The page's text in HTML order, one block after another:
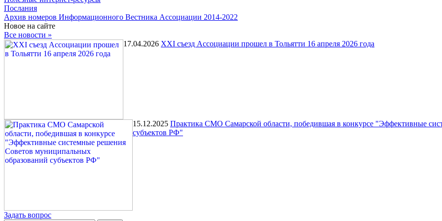
Послания
Архив номеров Информационного Вестника Ассоциации 2014-2022
Новое на сайте
Все новости »
17.04.2026 XXI съезд Ассоциации прошел в Тольятти 16 апреля 2026 года
15.12.2025 Практика СМО Самарской области, победившая в конкурсе "Эффективные
субъектов РФ"
Задать вопрос